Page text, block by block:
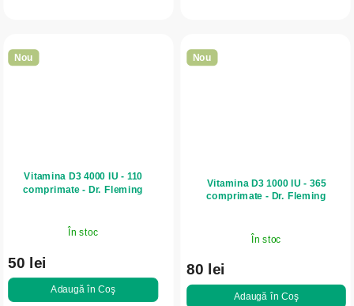
Nou
Vitamina D3 4000 IU - 110
comprimate - Dr. Fleming
În stoc
50 lei
Adaugă în Coş
Nou
Vitamina D3 1000 IU - 365
comprimate - Dr. Fleming
În stoc
80 lei
Adaugă în Coş